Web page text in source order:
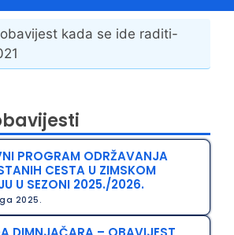
obavijest kada se ide raditi-
PROGRAM ODRŽAVANJA
CESTA U ZIMSKOM
U SEZONI 2025./2026.
2025.